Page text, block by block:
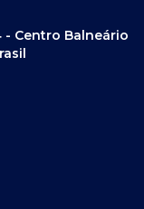
- Centro Balneário